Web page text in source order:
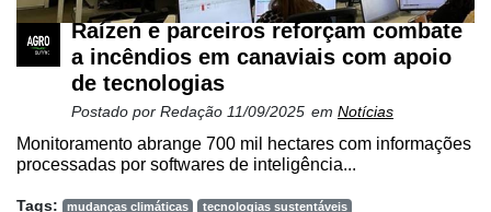
Raízen e parceiros reforçam combate
a incêndios em canaviais com apoio
de tecnologias
Postado por Redação 11/09/2025 em Notícias
Monitoramento abrange 700 mil hectares com informações
processadas por softwares de inteligência...
Tags: mudanças climáticas
tecnologias sustentáveis